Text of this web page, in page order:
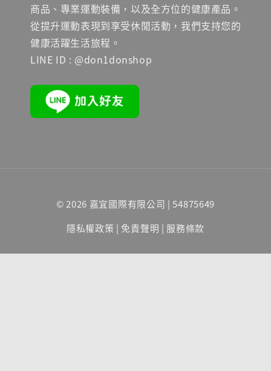
商品、專業運動裝備，以及全方位的健康產品。
從提升運動表現到享受休閒活動，我們支持您的
健康活躍生活旅程。
LINE ID : @don1donshop
© 2026 嘉宜國際有限公司 | 54875649
隱私權政策 | 免責聲明 | 服務條款